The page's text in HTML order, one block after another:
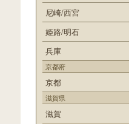
尼崎/西宮
姫路/明石
兵庫
京都府
京都
滋賀県
滋賀